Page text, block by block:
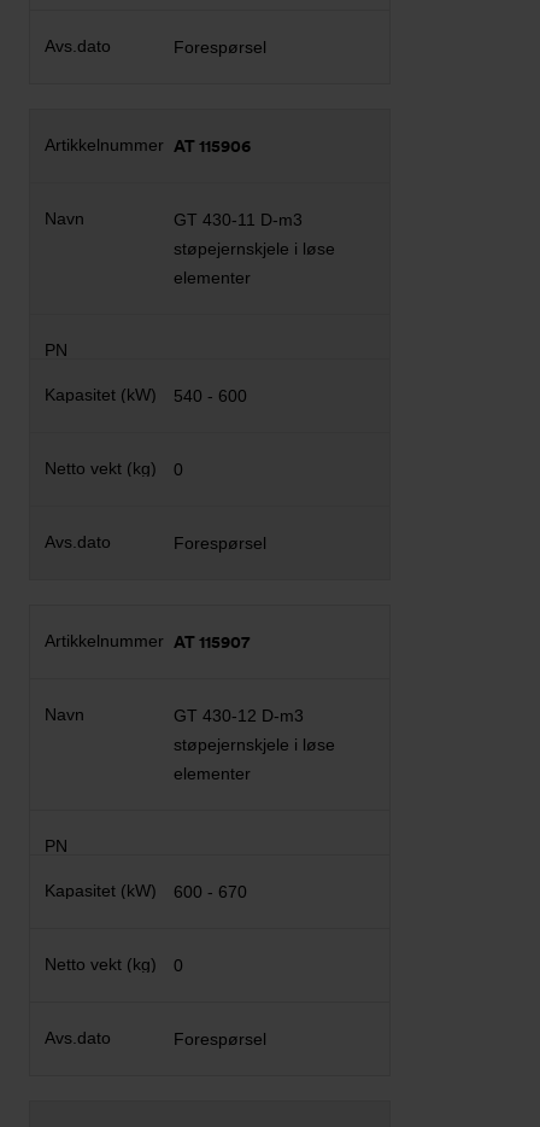
Forespørsel
AT 115906
GT 430-11 D-m3
støpejernskjele i løse
elementer
540 - 600
0
Forespørsel
AT 115907
GT 430-12 D-m3
støpejernskjele i løse
elementer
600 - 670
0
Forespørsel